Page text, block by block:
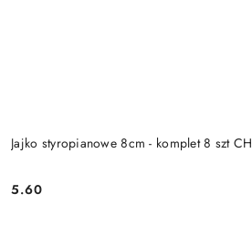
Jajko styropianowe 8cm - komplet 8 szt CH
Cena:
5.60